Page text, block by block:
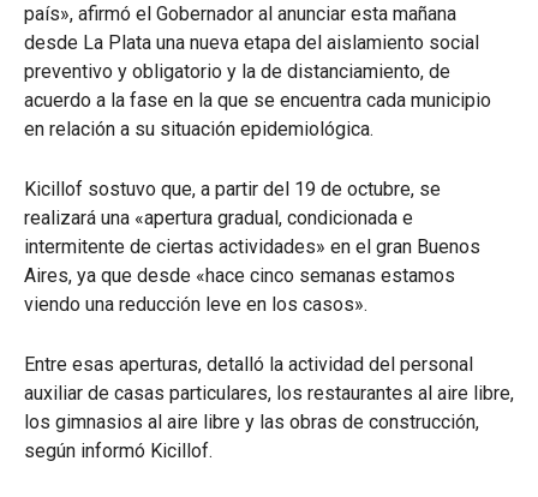
país», afirmó el Gobernador al anunciar esta mañana
desde La Plata una nueva etapa del aislamiento social
preventivo y obligatorio y la de distanciamiento, de
acuerdo a la fase en la que se encuentra cada municipio
en relación a su situación epidemiológica.
Kicillof sostuvo que, a partir del 19 de octubre, se
realizará una «apertura gradual, condicionada e
intermitente de ciertas actividades» en el gran Buenos
Aires, ya que desde «hace cinco semanas estamos
viendo una reducción leve en los casos».
Entre esas aperturas, detalló la actividad del personal
auxiliar de casas particulares, los restaurantes al aire libre,
los gimnasios al aire libre y las obras de construcción,
según informó Kicillof.